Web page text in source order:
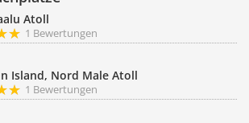
Atoll
1 Bewertungen
Island, Nord Male Atoll
1 Bewertungen